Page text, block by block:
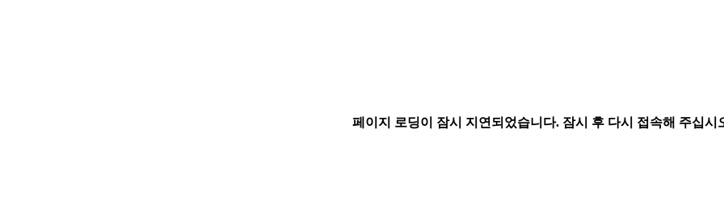
페이지 로딩이 잠시 지연되었습니다. 잠시 후 다시 접속해 주십시